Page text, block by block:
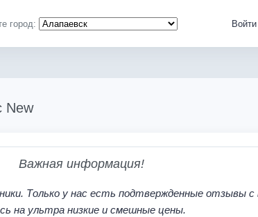
город: Войти
New
Важная информация!
Только у нас есть подтвержденные отзывы с
на ультра низкие и смешные цены.